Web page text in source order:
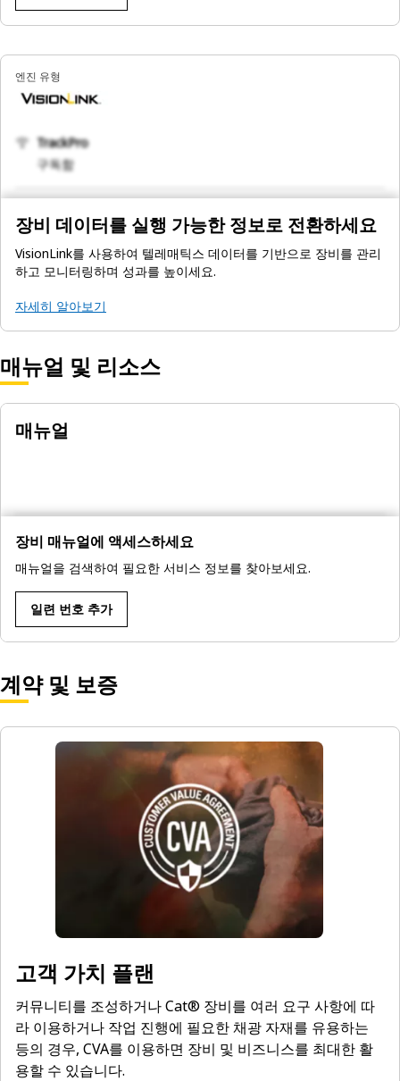
엔진 유형
TrackPro
구독함
장비 데이터를 실행 가능한 정보로 전환하세요
VisionLink를 사용하여 텔레매틱스 데이터를 기반으로 장비를 관리
하고 모니터링하며 성과를 높이세요.
자세히 알아보기
매뉴얼 및 리소스
매뉴얼
장비 매뉴얼에 액세스하세요
매뉴얼을 검색하여 필요한 서비스 정보를 찾아보세요.
일련 번호 추가
계약 및 보증
고객 가치 플랜
커뮤니티를 조성하거나 Cat® 장비를 여러 요구 사항에 따
라 이용하거나 작업 진행에 필요한 채광 자재를 유용하는
등의 경우, CVA를 이용하면 장비 및 비즈니스를 최대한 활
용할 수 있습니다.